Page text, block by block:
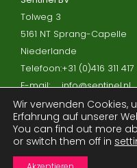
Tolweg 3
5161 NT Sprang-Capelle
Niederlande
Telefoon:+31 (0)416 311 417
E-mail:
info@sentinel.nl
Wir verwenden Cookies,
Erfahrung auf unserer
You can find out more
or switch them off in